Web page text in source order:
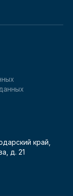
край,
д. 21